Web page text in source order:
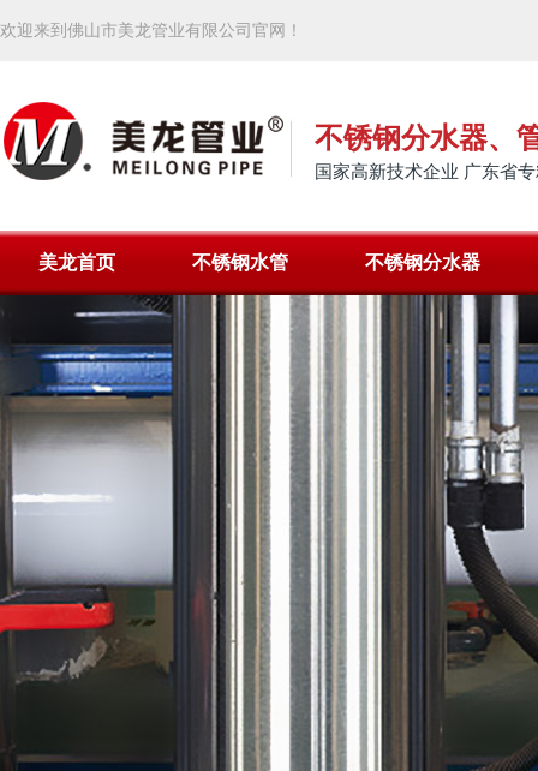
欢迎来到佛山市美龙管业有限公司官网！
不锈钢分水器、
国家高新技术企业 广东省
美龙首页 不锈钢水管 不锈钢分水器